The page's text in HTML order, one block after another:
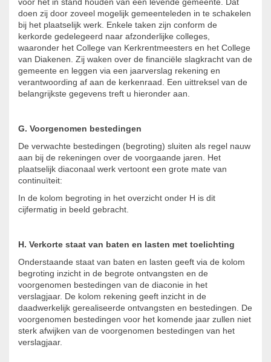
voor het in stand houden van een levende gemeente. Dat
doen zij door zoveel mogelijk gemeenteleden in te schakelen
bij het plaatselijk werk. Enkele taken zijn conform de
kerkorde gedelegeerd naar afzonderlijke colleges,
waaronder het College van Kerkrentmeesters en het College
van Diakenen. Zij waken over de financiële slagkracht van de
gemeente en leggen via een jaarverslag rekening en
verantwoording af aan de kerkenraad. Een uittreksel van de
belangrijkste gegevens treft u hieronder aan.
G. Voorgenomen bestedingen
De verwachte bestedingen (begroting) sluiten als regel nauw
aan bij de rekeningen over de voorgaande jaren. Het
plaatselijk diaconaal werk vertoont een grote mate van
continuïteit:
In de kolom begroting in het overzicht onder H is dit
cijfermatig in beeld gebracht.
H. Verkorte staat van baten en lasten met toelichting
Onderstaande staat van baten en lasten geeft via de kolom
begroting inzicht in de begrote ontvangsten en de
voorgenomen bestedingen van de diaconie in het
verslagjaar. De kolom rekening geeft inzicht in de
daadwerkelijk gerealiseerde ontvangsten en bestedingen. De
voorgenomen bestedingen voor het komende jaar zullen niet
sterk afwijken van de voorgenomen bestedingen van het
verslagjaar.